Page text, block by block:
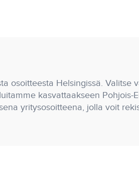
osoitteesta Helsingissä. Valitse
kasvattaakseen Pohjois-
yritysosoitteena, jolla voit